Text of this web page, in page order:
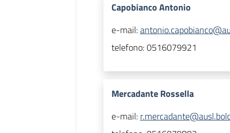
Capobianco Antonio
e-mail:
telefono:0516079921
Mercadante Rossella
e-mail: